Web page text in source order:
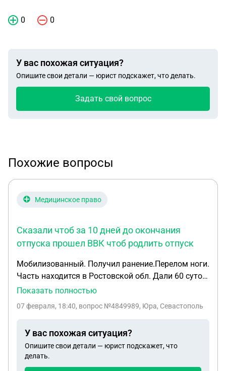
0 0
У вас похожая ситуация?
Опишите свои детали — юрист подскажет, что делать.
Задать свой вопрос
Похожие вопросы
Медицинское право
Сказали чтоб за 10 дней до окончания
отпуска прошел ВВК чтоб родлить отпуск
Мобилизованный. Получил ранение.Перелом ноги.
Часть находится в Ростовской обл. Дали 60 суток
отпуск по ранению. Сказали чтоб за 10 дней до
отпуск. В 110 поликлинике пообщали. 02.02. 2025
15 дней отпуска даст но главный отказал. 14.02
уже заканчивается отпуск по ранению с нога
Показать полностью
07 февраля, 18:40, вопрос №4849989, Юра, Севастополь
У вас похожая ситуация?
Опишите свои детали — юрист подскажет, что
делать.